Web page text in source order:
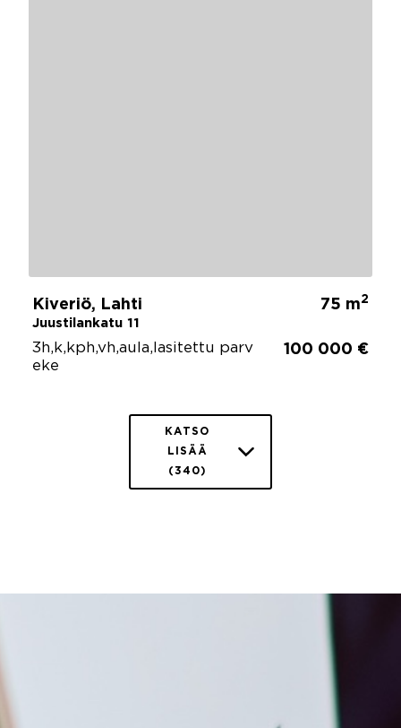
Kiveriö, Lahti
Juustilankatu 11
75 m2
3h,k,kph,vh,aula,lasitettu parv
eke
100 000 €
KATSO
LISÄÄ
(340)